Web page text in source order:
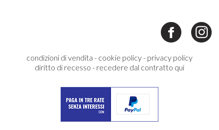
condizioni di vendita - cookie policy- privacy policy
diritto di recesso - recedere dal contratto qui